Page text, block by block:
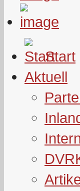
Start
Aktuell